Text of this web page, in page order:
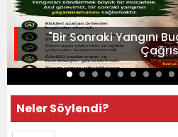
"Bir Sonraki Yangını
Neler Söylendi?